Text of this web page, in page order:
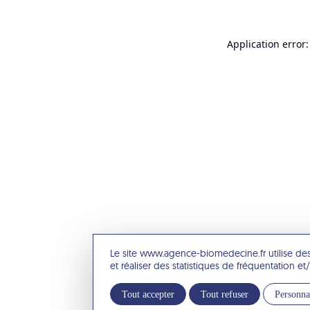
Le site www.agence-biomedecine.fr utilise
et réaliser des statistiques de fréquentation
Tout accepter Tout refuser
Application